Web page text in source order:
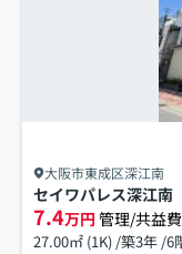
大阪市東成区深江南
セイワパレス深江南
7.4万円 管理/共益
27.00㎡ (1K) /築3年 /6